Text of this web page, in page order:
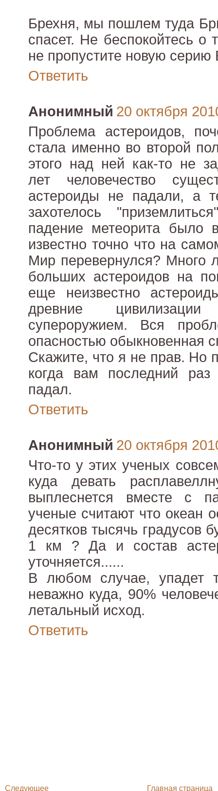
Брехня, мы пошлем туда
спасет. Не беспокойтесь о
не пропустите новую серию
Ответить
Анонимный 20 октября
Проблема астероидов,
стала именно во второй
этого над ней как-то не
лет человечество
астероиды не падали, а
захотелось
падение метеорита было
известно точно что на
Мир перевернулся? Много
больших астероидов на
еще неизвестно
древние
супероружием. Вся
опасностью обыкновенная
Скажите, что я не прав. Но
когда вам последний раз
падал.
Ответить
Анонимный 20 октября
Что-то у этих ученых
куда девать
выплеснется вместе с
ученые считают что океан
десятков тысячь градусов
1 км ? Да и состав
уточняется......
В любом случае, упадет
неважно куда, 90%
летальный исход.
Ответить
Следующее Главная страница